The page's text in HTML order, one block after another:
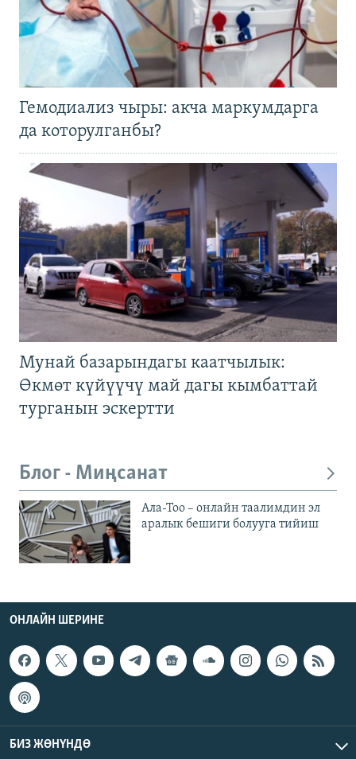
Гемодиализ чыры: акча маркумдарга
да которулганбы?
Мунай базарындагы каатчылык:
Өкмөт күйүүчү май дагы кымбаттай
турганын эскертти
Блог - Миңсанат
Ала-Тоо – онлайн таалимдин эл
аралык бешиги болууга тийиш
ОНЛАЙН ШЕРИНЕ
БИЗ ЖӨНҮНДӨ